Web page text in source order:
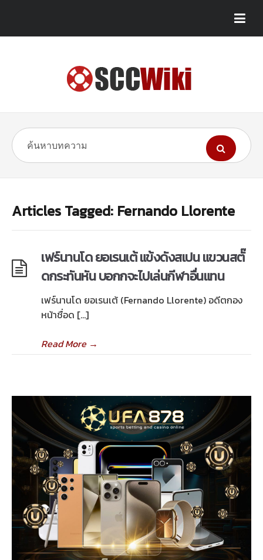
Articles Tagged: Fernando Llorente
เฟร์นานโด ยอเรนเต้ แข้งดังสเปน แขวนสตั๊
ดกระทันหัน บอกกจะไปเล่นกีฬาอื่นแทน
เฟร์นานโด ยอเรนเต้ (Fernando Llorente) อดีตกอง
หน้าชื่อด […]
Read More→